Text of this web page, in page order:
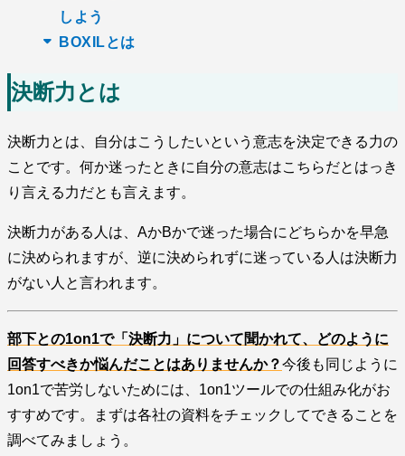
しよう
BOXILとは
決断力とは
決断力とは、自分はこうしたいという意志を決定できる力の
ことです。何か迷ったときに自分の意志はこちらだとはっき
り言える力だとも言えます。
決断力がある人は、AかBかで迷った場合にどちらかを早急
に決められますが、逆に決められずに迷っている人は決断力
がない人と言われます。
部下との1on1で「決断力」について聞かれて、どのように
回答すべきか悩んだことはありませんか？今後も同じように
1on1で苦労しないためには、1on1ツールでの仕組み化がお
すすめです。まずは各社の資料をチェックしてできることを
調べてみましょう。